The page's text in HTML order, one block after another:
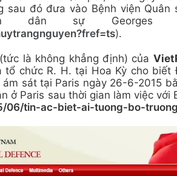
sau đó đưa vào Bệnh viện Quân
dân sự Georges
).
(tức là không khẳng định) của
chức R. H. tại Hoa Kỳ cho biết
sát tại Paris ngày 26-6-2015
ở Paris sau thời gian làm việc với
06/tin-ac-biet-ai-tuong-bo-